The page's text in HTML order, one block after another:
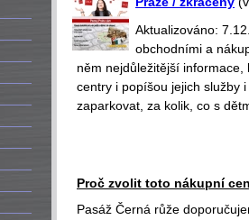
Aktualizováno:
obchodními a
něm nejdůležitější
centry i popíšou jejich služby
zaparkovat, za kolik, co s
Proč zvolit toto nákupní
Pasáž Černá růže